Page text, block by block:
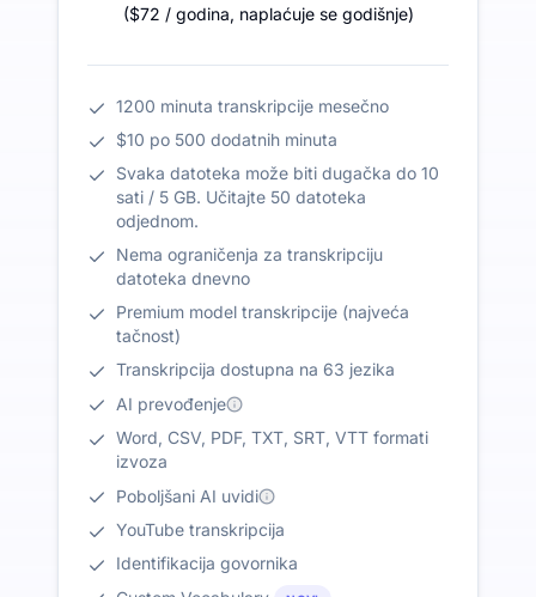
($72 / godina, naplaćuje se godišnje)
1200 minuta transkripcije mesečno
$10 po 500 dodatnih minuta
Svaka datoteka može biti dugačka do 10
sati / 5 GB. Učitajte 50 datoteka
odjednom.
Nema ograničenja za transkripciju
datoteka dnevno
Premium model transkripcije (najveća
tačnost)
Transkripcija dostupna na 63 jezika
AI prevođenje
Word, CSV, PDF, TXT, SRT, VTT formati
izvoza
Poboljšani AI uvidi
YouTube transkripcija
Identifikacija govornika